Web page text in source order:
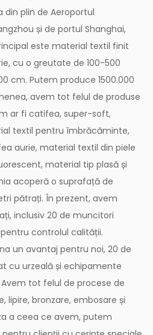
plin de Aeroportul
și de portul Shanghai,
este material textil finit
cu o greutate de 100-500
cm. Putem produce 1500.000
avem tot felul de produse
ar fi catifea, super-soft,
textil pentru îmbrăcăminte,
aurie, material textil din piele
material tip plasă și
acoperă o suprafață de
pătrați. În prezent, avem
inclusiv 20 de muncitori
controlul calității.
un avantaj pentru noi, 20 de
cu urzeală și echipamente
Avem tot felul de procese de
lipire, bronzare, embosare și
a ceea ce avem, putem